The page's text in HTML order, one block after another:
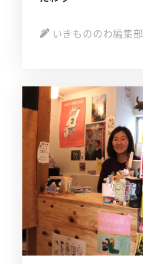
いきもののわ編集部